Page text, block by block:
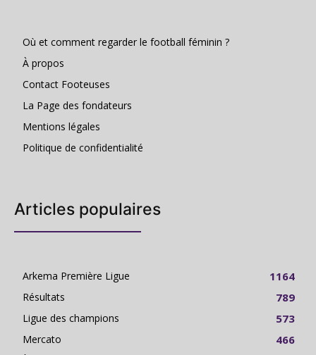
Où et comment regarder le football féminin ?
À propos
Contact Footeuses
La Page des fondateurs
Mentions légales
Politique de confidentialité
Articles populaires
Arkema Première Ligue 1164
Résultats 789
Ligue des champions 573
Mercato 466